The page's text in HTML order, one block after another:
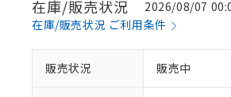
在庫/販売状況
2026/08/07
在庫/販売状況 ご利用条件
販売状況 販売中